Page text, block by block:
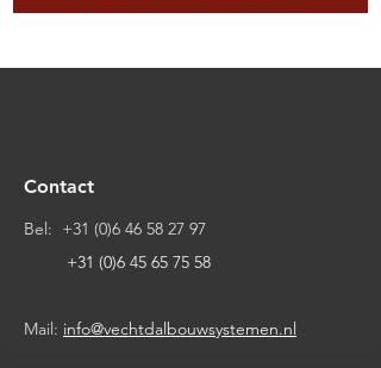
Contact
Bel: +31 (0)6 46 58 27 97
+31 (0)6 45 65 75 58
Mail: info@vechtdalbouwsystemen.nl